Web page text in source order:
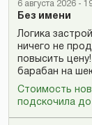
6 августа 2026 -
Без имени
Логика
ничего не
повысить
барабан на
Стоимость
подскочила